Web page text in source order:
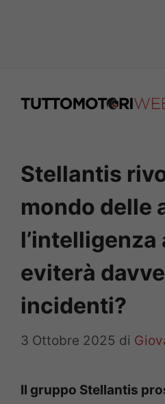
Stellantis
mondo delle
eviterà
incidenti?
3 Ottobre 2025 di
Il gruppo Stellantis